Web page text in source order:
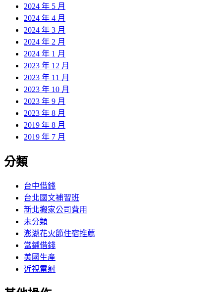
2024 年 5 月
2024 年 4 月
2024 年 3 月
2024 年 2 月
2024 年 1 月
2023 年 12 月
2023 年 11 月
2023 年 10 月
2023 年 9 月
2023 年 8 月
2019 年 8 月
2019 年 7 月
分類
台中借錢
台北國文補習班
新北搬家公司費用
未分類
澎湖花火節住宿推薦
當鋪借錢
美國生產
近視雷射